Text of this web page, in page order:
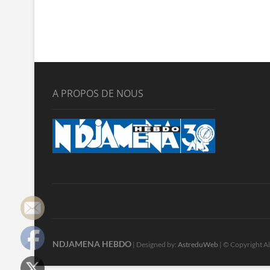
A PROPOS DE NOUS
NDJAMENA HEBDO | Designed by: AstreduWeb | © Copyright